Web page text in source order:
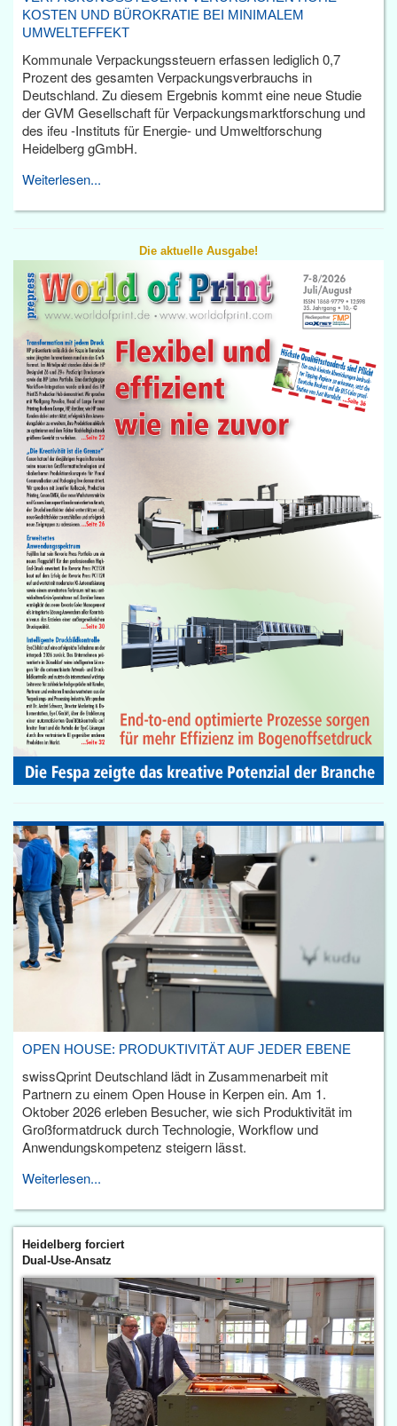
KOSTEN UND BÜROKRATIE BEI MINIMALEM
UMWELTEFFEKT
Kommunale Verpackungssteuern erfassen lediglich 0,7
Prozent des gesamten Verpackungsverbrauchs in
Deutschland. Zu diesem Ergebnis kommt eine neue Studie
der GVM Gesellschaft für Verpackungsmarktforschung und
des ifeu -Instituts für Energie- und Umweltforschung
Heidelberg gGmbH.
Weiterlesen...
Die aktuelle Ausgabe!
OPEN HOUSE: PRODUKTIVITÄT AUF JEDER EBENE
swissQprint Deutschland lädt in Zusammenarbeit mit
Partnern zu einem Open House in Kerpen ein. Am 1.
Oktober 2026 erleben Besucher, wie sich Produktivität im
Großformatdruck durch Technologie, Workflow und
Anwendungskompetenz steigern lässt.
Weiterlesen...
Heidelberg forciert
Dual-Use-Ansatz